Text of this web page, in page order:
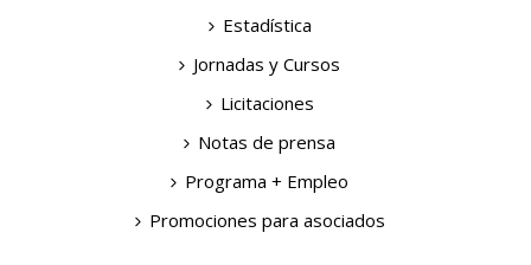
Estadística
Jornadas y Cursos
Licitaciones
Notas de prensa
Programa + Empleo
Promociones para asociados